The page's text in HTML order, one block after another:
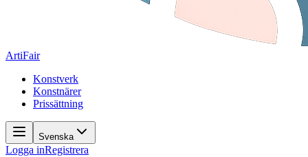
ArtiFair
Konstverk
Konstnärer
Prissättning
Svenska
Logga inRegistrera